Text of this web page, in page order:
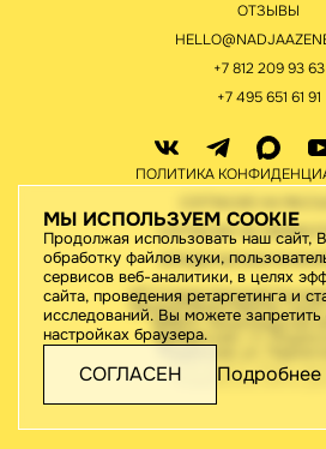
МЫ ИСПОЛЬЗУЕМ COOKIE
Продолжая использовать наш сайт,
обработку файлов куки,
сервисов веб-аналитики, в целях
сайта, проведения ретаргетинга и
исследований. Вы можете
настройках браузера.
СОГЛАСЕН Подробнее
ОТЗЫВЫ
+7 812 209 93 63
+7 495 651 61 91
ПОЛИТИКА
СОГЛАСИЕ НА
ЮРИДИЧЕСКАЯ
ИП Старов Николай
780442176410/195276,
188820, Ленинградская
Выборгский, г.п.
Рощинская, ул.
2026 © Все права
Разработка сайта: